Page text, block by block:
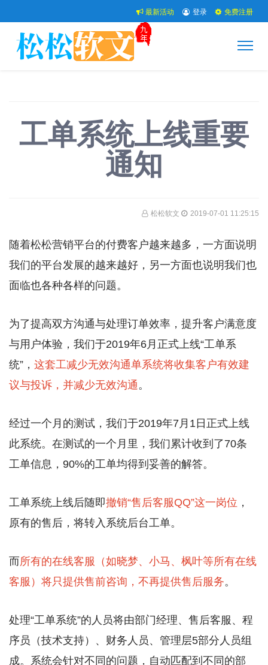
最新活动 登录 免费注册
工单系统上线重要
通知
松松软文 2019-07-01 11:25:15
随着松松营销平台的付费客户越来越多，一方面说明
我们的平台发展的越来越好，另一方面也说明我们也
面临也各种各样的问题。
为了提高双方沟通与处理订单效率，提升客户满意度
与用户体验，我们于2019年6月正式上线“工单系
统”， 这套工减少无效沟通单系统将收集客户有效建
议与投诉，并减少无效沟通。
经过一个月的测试，我们于2019年7月1日正式上线
此系统。在测试的一个月里，我们累计收到了70条
工单信息，90%的工单均得到妥善的解答。
工单系统上线后随即撤销“售后客服QQ”这一岗位 ，
原有的售后，将转入系统后台工单。
而所有的在线客服（如晓梦、小马、枫叶等所有在线
客服）将只提供售前咨询，不再提供售后服务。
处理“工单系统”的人员将由部门经理、售后客服、程
序员（技术支持）、财务人员、管理层5部分人员组
成。系统会针对不同的问题，自动匹配到不同的部